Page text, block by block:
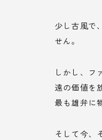
少し古風で
せん。
しかし、フ
遠の価値を
最も雄弁に
そして今、